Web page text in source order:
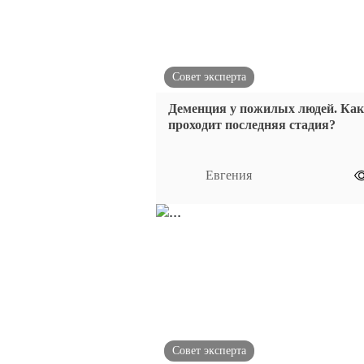
Совет эксперта
Деменция у пожилых людей. Как
проходит последняя стадия?
Евгения
Совет эксперта